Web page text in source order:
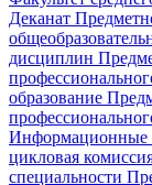
Деканат
дисциплин
образование
Информационные
цикловая
специальности